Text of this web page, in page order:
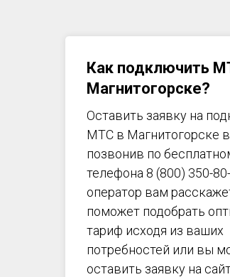
Как подключить
Магнитогорске?
Оставить заявку на
МТС в Магнитогорске
позвонив по
телефона 8 (800) 350-
оператор вам
поможет подобрать
тариф исходя из ваших
потребностей или вы
оставить заявку на